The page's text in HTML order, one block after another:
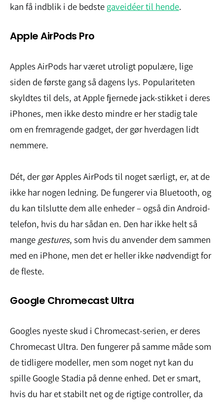
kan få indblik i de bedste gaveidéer til hende.
Apple AirPods Pro
Apples AirPods har været utroligt populære, lige
siden de første gang så dagens lys. Populariteten
skyldtes til dels, at Apple fjernede jack-stikket i deres
iPhones, men ikke desto mindre er her stadig tale
om en fremragende gadget, der gør hverdagen lidt
nemmere.
Dét, der gør Apples AirPods til noget særligt, er, at de
ikke har nogen ledning. De fungerer via Bluetooth, og
du kan tilslutte dem alle enheder – også din Android-
telefon, hvis du har sådan en. Den har ikke helt så
mange gestures, som hvis du anvender dem sammen
med en iPhone, men det er heller ikke nødvendigt for
de fleste.
Google Chromecast Ultra
Googles nyeste skud i Chromecast-serien, er deres
Chromecast Ultra. Den fungerer på samme måde som
de tidligere modeller, men som noget nyt kan du
spille Google Stadia på denne enhed. Det er smart,
hvis du har et stabilt net og de rigtige controller, da